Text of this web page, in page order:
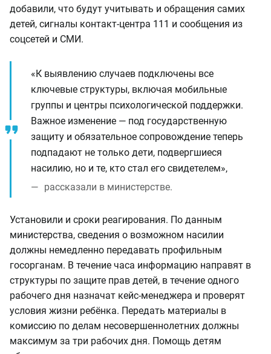
добавили, что будут учитывать и обращения самих
детей, сигналы контакт-центра 111 и сообщения из
соцсетей и СМИ.
«К выявлению случаев подключены все
ключевые структуры, включая мобильные
группы и центры психологической поддержки.
Важное изменение — под государственную
защиту и обязательное сопровождение теперь
подпадают не только дети, подвергшиеся
насилию, но и те, кто стал его свидетелем»,
рассказали в министерстве.
Установили и сроки реагирования. По данным
министерства, сведения о возможном насилии
должны немедленно передавать профильным
госорганам. В течение часа информацию направят в
структуры по защите прав детей, в течение одного
рабочего дня назначат кейс-менеджера и проверят
условия жизни ребёнка. Передать материалы в
комиссию по делам несовершеннолетних должны
максимум за три рабочих дня. Помощь детям